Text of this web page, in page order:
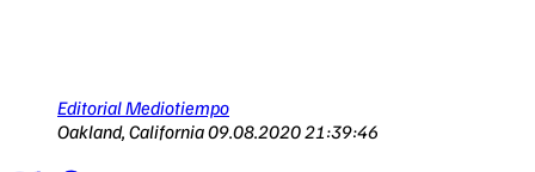
Editorial Mediotiempo
Oakland, California09.08.2020 21:39:46